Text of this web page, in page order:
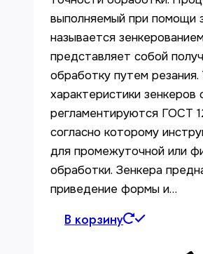
выполняемый при помощи
называется
представляет собой
обработку путем резания.
характеристики зенкеров
регламентируются ГОСТ
согласно которому
для промежуточной или
обработки. Зенкера
приведение формы и…
В корзину